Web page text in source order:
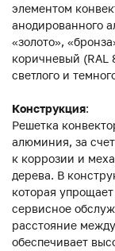
элементом
анодированного
«золото»,
коричневый (RAL
светлого и
Конструкция:
Решетка
алюминия, за
к коррозии и
дерева. В
которая
сервисное
расстояние
обеспечивает